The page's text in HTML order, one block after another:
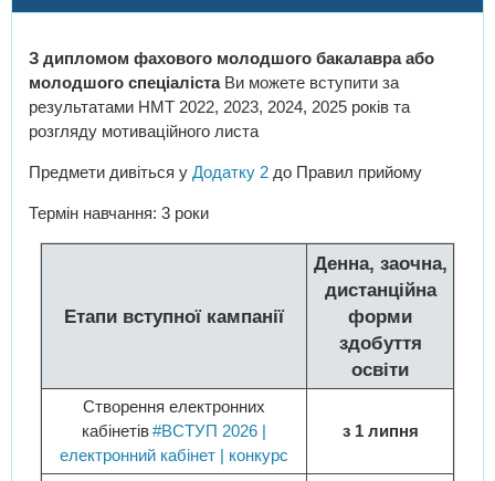
З дипломом фахового молодшого бакалавра або
молодшого спеціалістаВи можете вступити за
результатами НМТ 2022, 2023, 2024, 2025 років та
розгляду мотиваційного листа
Предмети дивіться у Додатку 2 до Правил прийому
Термін навчання: 3 роки
Етапи вступної кампанії
Денна, заочна,
дистанційна
форми
здобуття
освіти
Створення електронних
кабінетів#ВСТУП 2026 |
електронний кабінет | конкурс
з 1 липня